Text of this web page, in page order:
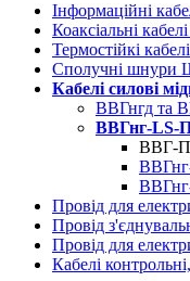
Інформаційні
Коаксіальні
Термостійкі
Сполучні
Кабелі силові
ВВГнгд та
ВВГнг-LS-
ВВГ-
Провід для
Провід
Провід для
Кабелі